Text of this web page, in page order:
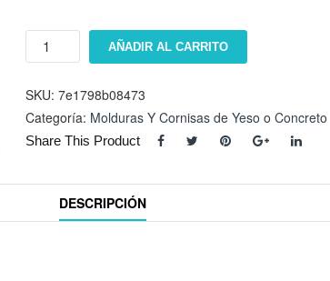
Moldura
cantidad
AÑADIR AL CARRITO
SKU: 7e1798b08473
Categoría: Molduras Y Cornisas de Yeso o Concreto
Share This Product
DESCRIPCIÓN